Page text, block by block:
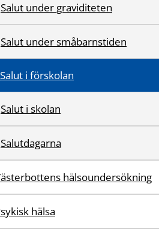
Salut under graviditeten
Salut under småbarnstiden
Salut i förskolan
Salut i skolan
Salutdagarna
hälsoundersökning
hälsa